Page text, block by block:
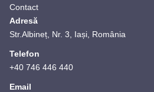
Contact
Adresă
Str.Albineț, Nr. 3, Iași, România
Telefon
+40 746 446 440
Email